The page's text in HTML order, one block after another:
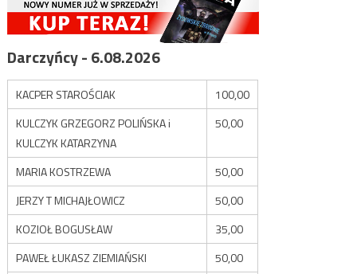
Darczyńcy - 6.08.2026
KACPER STAROŚCIAK
100,00
KULCZYK GRZEGORZ POLIŃSKA i
KULCZYK KATARZYNA
50,00
MARIA KOSTRZEWA
50,00
JERZY T MICHAJŁOWICZ
50,00
KOZIOŁ BOGUSŁAW
35,00
PAWEŁ ŁUKASZ ZIEMIAŃSKI
50,00